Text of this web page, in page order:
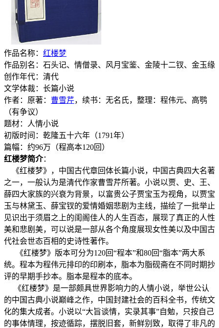
作品名称： 红楼梦
作品别名：石头记、情僧录、风月宝鉴、金陵十二钗、金玉缘
创作年代：清代
文学体裁：长篇小说
作者：原著： 曹雪芹，续书：无名氏，整理：程伟元、高鹗
（有争议）
题材：人情小说
初版时间：乾隆五十六年（1791年）
篇幅：约96万（程高本120回）
红楼梦简介：
《红楼梦》，中国古代章回体长篇小说，中国古典四大名著
之一，一般认为是清代作家曹雪芹所著。小说以贾、史、王、
薛四大家族的兴衰为背景，以富贵公子贾宝玉为视角，以贾宝
玉与林黛玉、薛宝钗的爱情婚姻悲剧为主线，描绘了一批举止
见识出于须眉之上的闺阁佳人的人生百态，展现了真正的人性
美和悲剧美，可以说是一部从各个角度展现女性美以及中国古
代社会世态百相的史诗性著作。
《红楼梦》版本可分为120回“程本”和80回“脂本”两大系
统。程本为程伟元排印的印刷本，脂本为脂砚斋在不同时期抄
评的早期手抄本。脂本是程本的底本。
《红楼梦》是一部颇具世界影响力的人情小说，举世公认
的中国古典小说巅峰之作，中国封建社会的百科全书，传统文
化的集大成者。小说以“大旨谈情，实录其事”自勉，只按自己
的事体情理，按迹循踪，摆脱旧套，新鲜别致，取得了非凡的